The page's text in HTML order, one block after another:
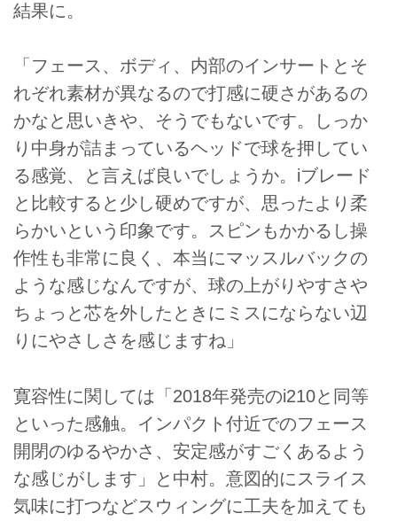
結果に。
「フェース、ボディ、内部のインサートとそ
れぞれ素材が異なるので打感に硬さがあるの
かなと思いきや、そうでもないです。しっか
り中身が詰まっているヘッドで球を押してい
る感覚、と言えば良いでしょうか。iブレード
と比較すると少し硬めですが、思ったより柔
らかいという印象です。スピンもかかるし操
作性も非常に良く、本当にマッスルバックの
ような感じなんですが、球の上がりやすさや
ちょっと芯を外したときにミスにならない辺
りにやさしさを感じますね」
寛容性に関しては「2018年発売のi210と同等
といった感触。インパクト付近でのフェース
開閉のゆるやかさ、安定感がすごくあるよう
な感じがします」と中村。意図的にスライス
気味に打つなどスウィングに工夫を加えても